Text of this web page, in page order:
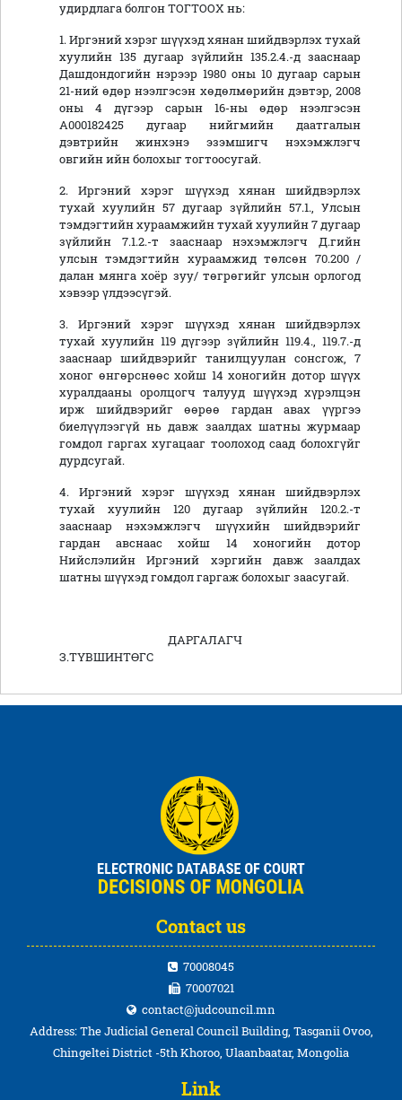
удирдлага болгон ТОГТООХ нь:
1. Иргэний хэрэг шүүхэд хянан шийдвэрлэх тухай
хуулийн 135 дугаар зүйлийн 135.2.4.-д зааснаар
Дашдондогийн нэрээр 1980 оны 10 дугаар сарын
21-ний өдөр нээлгэсэн хөдөлмөрийн дэвтэр, 2008
оны 4 дүгээр сарын 16-ны өдөр нээлгэсэн
А000182425 дугаар нийгмийн даатгалын
дэвтрийн жинхэнэ эзэмшигч нэхэмжлэгч
овгийн ийн болохыг тогтоосугай.
2. Иргэний хэрэг шүүхэд хянан шийдвэрлэх
тухай хуулийн 57 дугаар зүйлийн 57.1., Улсын
тэмдэгтийн хураамжийн тухай хуулийн 7 дугаар
зүйлийн 7.1.2.-т зааснаар нэхэмжлэгч Д.гийн
улсын тэмдэгтийн хураамжид төлсөн 70.200 /
далан мянга хоёр зуу/ төгрөгийг улсын орлогод
хэвээр үлдээсүгэй.
3. Иргэний хэрэг шүүхэд хянан шийдвэрлэх
тухай хуулийн 119 дүгээр зүйлийн 119.4., 119.7.-д
зааснаар шийдвэрийг танилцуулан сонсгож, 7
хоног өнгөрснөөс хойш 14 хоногийн дотор шүүх
хуралдааны оролцогч талууд шүүхэд хүрэлцэн
ирж шийдвэрийг өөрөө гардан авах үүргээ
биелүүлээгүй нь давж заалдах шатны журмаар
гомдол гаргах хугацааг тоолоход саад болохгүйг
дурдсугай.
4. Иргэний хэрэг шүүхэд хянан шийдвэрлэх
тухай хуулийн 120 дугаар зүйлийн 120.2.-т
зааснаар нэхэмжлэгч шүүхийн шийдвэрийг
гардан авснаас хойш 14 хоногийн дотор
Нийслэлийн Иргэний хэргийн давж заалдах
шатны шүүхэд гомдол гаргаж болохыг заасугай.
ДАРГАЛАГЧ
З.ТҮВШИНТӨГС
Contact us
70008045
70007021
contact@judcouncil.mn
Address: The Judicial General Council Building, Tasganii Ovoo,
Chingeltei District -5th Khoroo, Ulaanbaatar, Mongolia
Link